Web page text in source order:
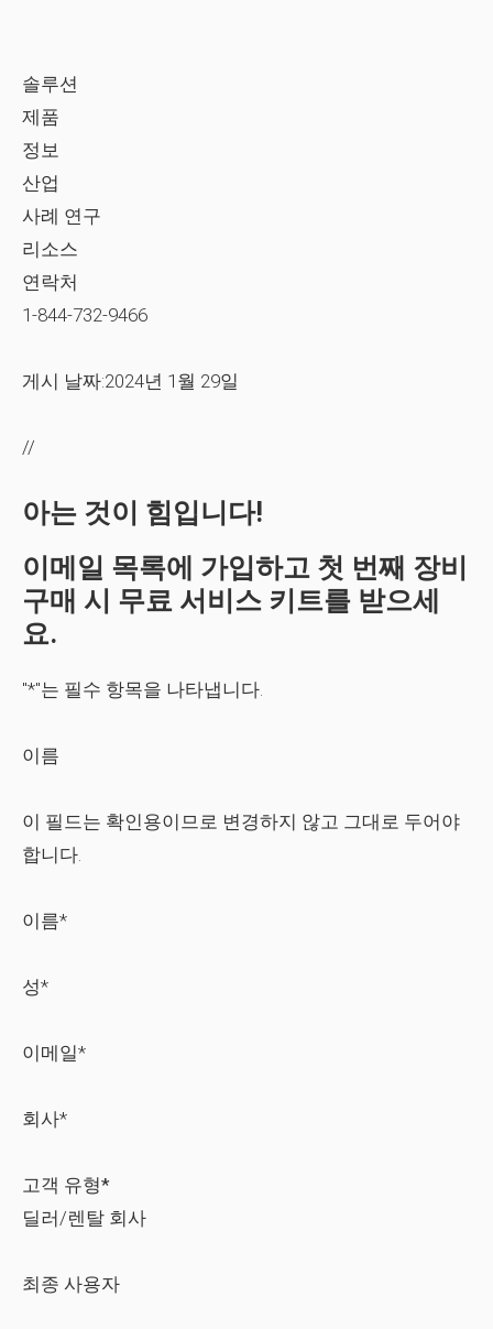
솔루션
제품
정보
산업
사례 연구
리소스
연락처
1-844-732-9466
게시 날짜:2024년 1월 29일
//
아는 것이 힘입니다!
이메일 목록에 가입하고 첫 번째 장비
구매 시 무료 서비스 키트를 받으세
요.
"*"는 필수 항목을 나타냅니다.
이름
이 필드는 확인용이므로 변경하지 않고 그대로 두어야
합니다.
이름*
성*
이메일*
회사*
고객 유형*
딜러/렌탈 회사
최종 사용자